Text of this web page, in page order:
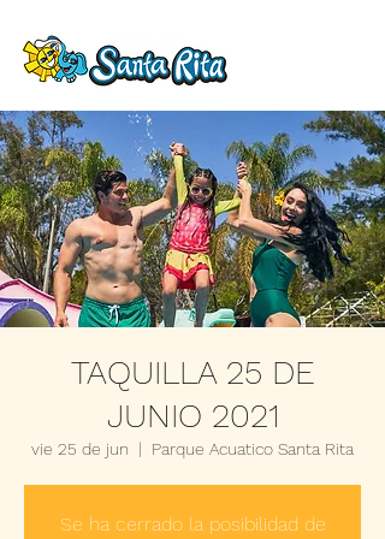
TAQUILLA 25 DE
JUNIO 2021
vie 25 de jun
  |
Parque Acuatico Santa Rita
Se ha cerrado la posibilidad de